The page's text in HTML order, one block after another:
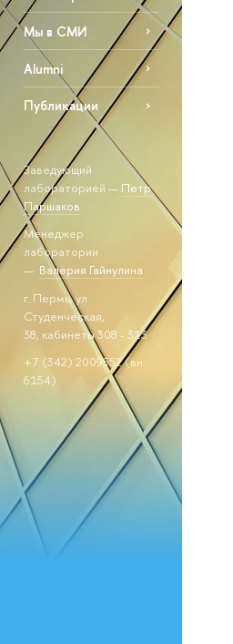
Мы в СМИ
Alumni
Публикации
Заведующий
лабораторией — Петр
Паршаков
Менеджер
лаборатории
— Валерия Гайнулина
г. Пермь, ул.
Студенческая,
38, кабинеты 308 - 313
+7 (342) 2009552 (вн.
6154)